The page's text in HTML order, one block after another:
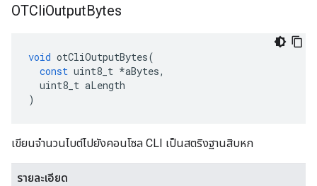
OTCliOutputBytes
void otCliOutputBytes(
const uint8_t *aBytes,
uint8_t aLength
)
เขียนจํานวนไบต์ไปยังคอนโซล CLI เป็นสตริงฐานสิบหก
รายละเอียด